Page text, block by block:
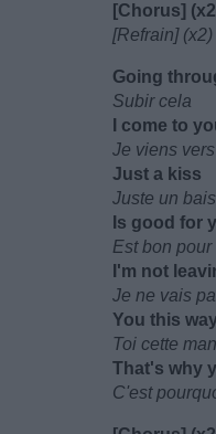
[Chorus]
[Refrain] (x2)
Going
Subir cela
I come to
Je viens
Just a kiss
Juste un
Is good for
Est bon pour
I'm not
Je ne vais
You this
Toi cette
That's why
C'est